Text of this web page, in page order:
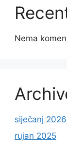
Nema
siječanj 2026
rujan 2025